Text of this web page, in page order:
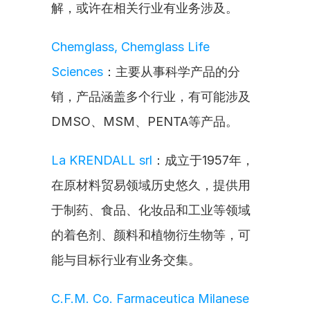
解，或许在相关行业有业务涉及。
Chemglass, Chemglass Life
Sciences ：主要从事科学产品的分
销，产品涵盖多个行业，有可能涉及
DMSO、MSM、PENTA等产品。
La KRENDALL srl ：成立于1957年，
在原材料贸易领域历史悠久，提供用
于制药、食品、化妆品和工业等领域
的着色剂、颜料和植物衍生物等，可
能与目标行业有业务交集。
C.F.M. Co. Farmaceutica Milanese